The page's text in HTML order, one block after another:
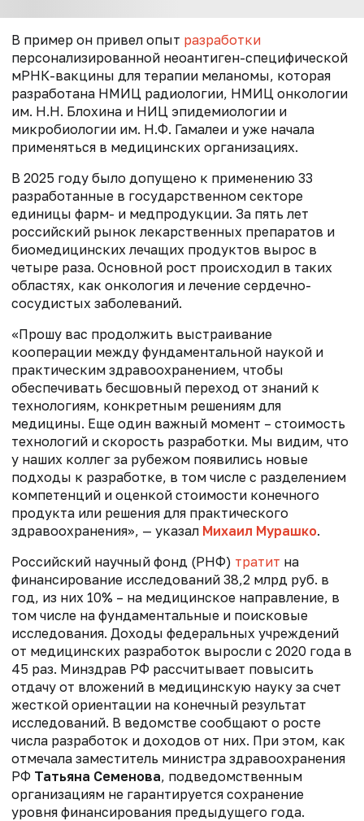
В пример он привел опыт разработки
персонализированной неоантиген-специфической
мРНК-вакцины для терапии меланомы, которая
разработана НМИЦ радиологии, НМИЦ онкологии
им. Н.Н. Блохина и НИЦ эпидемиологии и
микробиологии им. Н.Ф. Гамалеи и уже начала
применяться в медицинских организациях.
В 2025 году было допущено к применению 33
разработанные в государственном секторе
единицы фарм- и медпродукции. За пять лет
российский рынок лекарственных препаратов и
биомедицинских лечащих продуктов вырос в
четыре раза. Основной рост происходил в таких
областях, как онкология и лечение сердечно-
сосудистых заболеваний.
«Прошу вас продолжить выстраивание
кооперации между фундаментальной наукой и
практическим здравоохранением, чтобы
обеспечивать бесшовный переход от знаний к
технологиям, конкретным решениям для
медицины. Еще один важный момент – стоимость
технологий и скорость разработки. Мы видим, что
у наших коллег за рубежом появились новые
подходы к разработке, в том числе с разделением
компетенций и оценкой стоимости конечного
продукта или решения для практического
здравоохранения», — указал Михаил Мурашко.
Российский научный фонд (РНФ) тратит на
финансирование исследований 38,2 млрд руб. в
год, из них 10% – на медицинское направление, в
том числе на фундаментальные и поисковые
исследования. Доходы федеральных учреждений
от медицинских разработок выросли с 2020 года в
45 раз. Минздрав РФ рассчитывает повысить
отдачу от вложений в медицинскую науку за счет
жесткой ориентации на конечный результат
исследований. В ведомстве сообщают о росте
числа разработок и доходов от них. При этом, как
отмечала заместитель министра здравоохранения
РФ Татьяна Семенова, подведомственным
организациям не гарантируется сохранение
уровня финансирования предыдущего года.